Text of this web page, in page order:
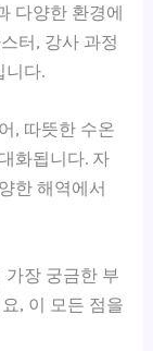
다양한 환경에
터, 강사 과정
니다.
, 따뜻한 수온
화됩니다. 자
한 해역에서
장 궁금한 부
, 이 모든 점을